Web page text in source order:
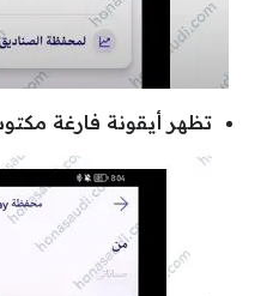
تظهر أيقونة فارغة